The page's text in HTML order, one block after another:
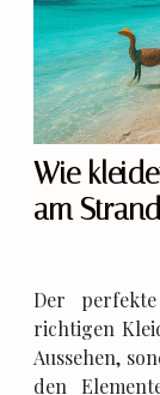
Wie
am
Der
richtigen
Aussehen,
den